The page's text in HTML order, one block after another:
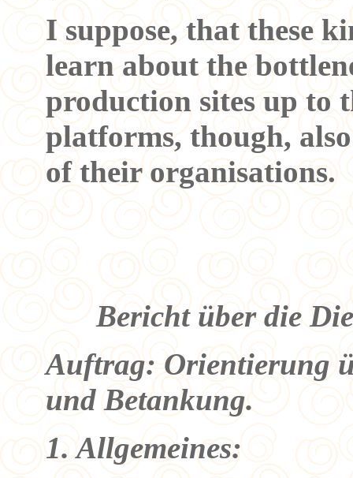
I suppose, that these
learn about the
production sites up to
platforms, though,
of their organisations.
Bericht über die
Auftrag: Orientierung
und Betankung.
1. Allgemeines: